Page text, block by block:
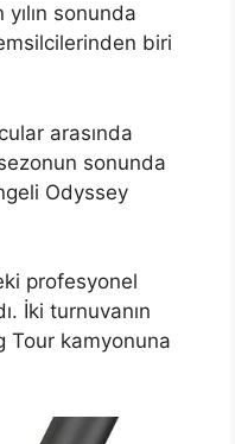
sonunda
biri
arasında
sonunda
Odyssey
profesyonel
İki turnuvanın
Tour kamyonuna